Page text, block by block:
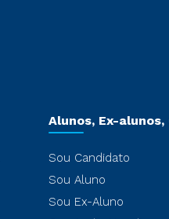
Alunos, Ex-
Sou Candidato
Sou Aluno
Sou Ex-Aluno